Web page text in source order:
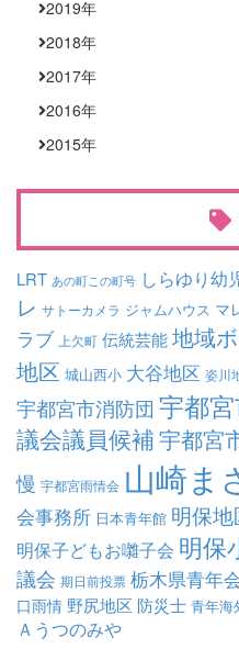
2019年
2018年
2017年
2016年
2015年
LRT あの町この町号 しらゆり幼
レ サトーカメラ ジャムハウス マ
ラブ 上欠町 伝統芸能地域
地区 城山西小 大谷地区 姿川
宇都宮市消防団 宇都
議会議員候補宇都宮
慢 宇都宮雨情会 山崎ま
会事務所 日本青年館 明保地
明保子どもお囃子会 明保
議会 期日前投票 栃木県青年
口雨情 野尻地区 防災士 青年海
Ａうつのみや